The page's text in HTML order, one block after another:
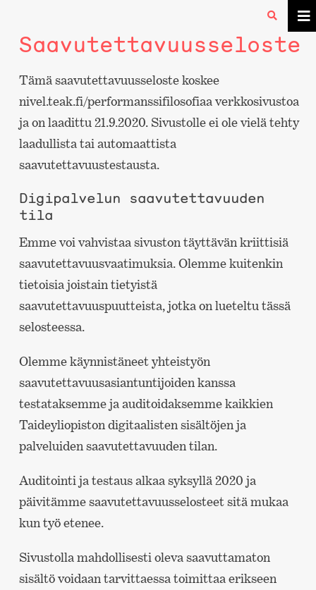
Saavutettavuusseloste
Tämä saavutettavuusseloste koskee
nivel.teak.fi/performanssifilosofiaa verkkosivustoa
ja on laadittu 21.9.2020. Sivustolle ei ole vielä tehty
laadullista tai automaattista
saavutettavuustestausta.
Digipalvelun saavutettavuuden
tila
Emme voi vahvistaa sivuston täyttävän kriittisiä
saavutettavuusvaatimuksia. Olemme kuitenkin
tietoisia joistain tietyistä
saavutettavuuspuutteista, jotka on lueteltu tässä
selosteessa.
Olemme käynnistäneet yhteistyön
saavutettavuusasiantuntijoiden kanssa
testataksemme ja auditoidaksemme kaikkien
Taideyliopiston digitaalisten sisältöjen ja
palveluiden saavutettavuuden tilan.
Auditointi ja testaus alkaa syksyllä 2020 ja
päivitämme saavutettavuusselosteet sitä mukaa
kun työ etenee.
Sivustolla mahdollisesti oleva saavuttamaton
sisältö voidaan tarvittaessa toimittaa erikseen